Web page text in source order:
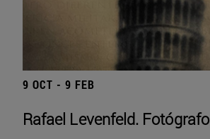
9 OCT - 9 FEB
Rafael Levenfeld. Fotógrafo